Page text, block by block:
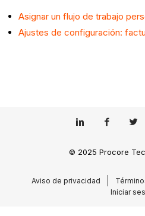
Asignar un flujo de trabajo
Ajustes de configuración:
© 2025 Procore
Aviso de privacidad
Iniciar